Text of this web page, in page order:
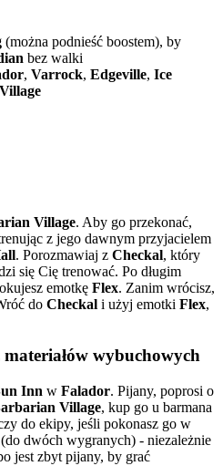
(można podnieść boostem), by
bez walki
, Varrock, Edgeville, Ice
Village. Aby go przekonać,
z jego dawnym przyjacielem
. Porozmawiaj z Checkal, który
się Cię trenować. Po długim
emotkę Flex. Zanim wrócisz,
do Checkal i użyj emotki Flex,
wybuchowych
Inn w Falador. Pijany, poprosi o
Village, kup go u barmana
do ekipy, jeśli pokonasz go w
dwóch wygranych) - niezależnie
jest zbyt pijany, by grać